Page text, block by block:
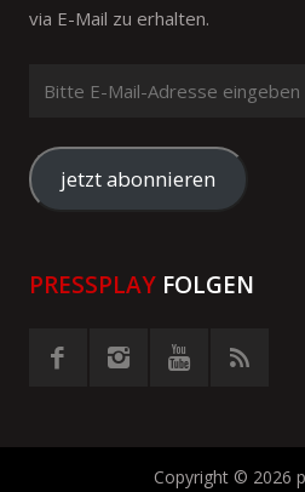
via E-Mail zu erhalten.
Mail-
Adresse
eingeben
jetzt abonnieren
PRESSPLAY FOLGEN
Copyright © 2026